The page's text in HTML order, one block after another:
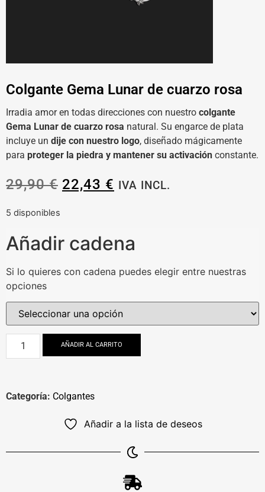
Colgante Gema Lunar de cuarzo rosa
Irradia amor en todas direcciones con nuestro colgante
Gema Lunar de cuarzo rosa natural. Su engarce de plata
incluye un dije con nuestro logo, diseñado mágicamente
para proteger la piedra y mantener su activación constante.
29,90€ 22,43 € IVA INCL.
5 disponibles
Añadir cadena
Si lo quieres con cadena puedes elegir entre nuestras
opciones
AÑADIR AL CARRITO
Categoría: Colgantes
Añadir a la lista de deseos